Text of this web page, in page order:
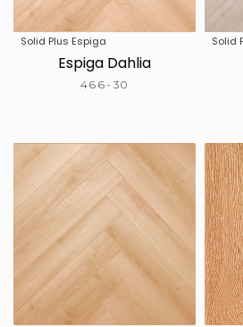
Solid Plus Espiga
Espiga Dahlia
466-30
Solid